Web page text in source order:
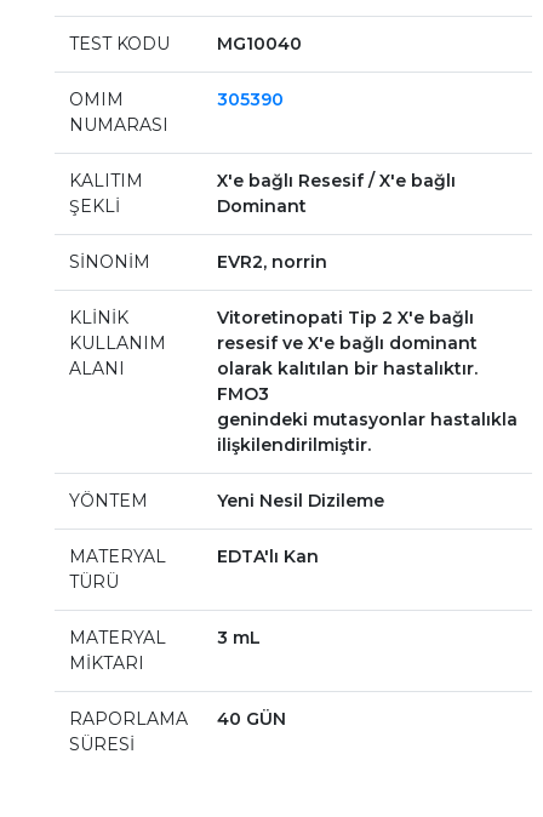
TEST KODU MG10040
OMIM
NUMARASI
305390
KALITIM
ŞEKLİ
X'e bağlı Resesif / X'e bağlı
Dominant
SİNONİM EVR2, norrin
KLİNİK
KULLANIM
ALANI
Vitoretinopati Tip 2 X'e bağlı
resesif ve X'e bağlı dominant
olarak kalıtılan bir hastalıktır.
FMO3
genindeki mutasyonlar hastalıkla
ilişkilendirilmiştir.
YÖNTEM Yeni Nesil Dizileme
MATERYAL
TÜRÜ
EDTA'lı Kan
MATERYAL
MİKTARI
3 mL
RAPORLAMA
SÜRESİ
40 GÜN